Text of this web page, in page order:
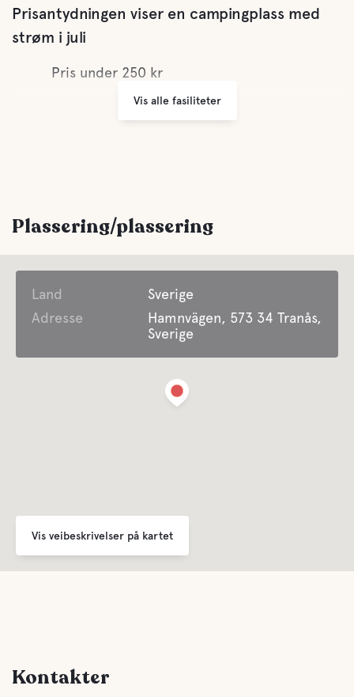
Prisantydningen viser en campingplass med
strøm i juli
Pris under 250 kr
Vis alle fasiliteter
Plassering/plassering
Land
Sverige
Adresse
Hamnvägen, 573 34 Tranås,
Sverige
Vis veibeskrivelser på kartet
Kontakter